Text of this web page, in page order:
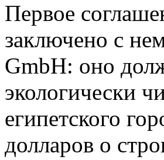
Первое
заключено с
GmbH: оно
экологически
египетского
долларов о